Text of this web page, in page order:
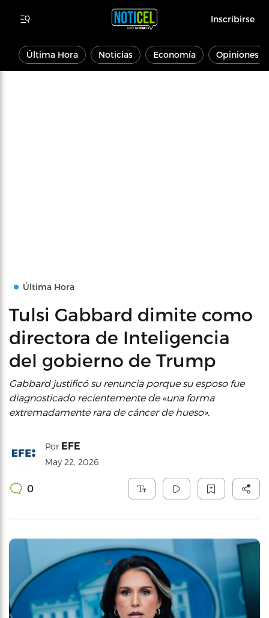
Inscribirse
Última Hora Noticias Economía Opiniones
Última Hora
Tulsi Gabbard dimite como
directora de Inteligencia
del gobierno de Trump
Gabbard justificó su renuncia porque su esposo fue
diagnosticado recientemente de «una forma
extremadamente rara de cáncer de hueso».
Por EFE
May 22, 2026
0